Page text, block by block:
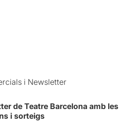
i Newsletter
de Teatre Barcelona amb les
i sorteigs